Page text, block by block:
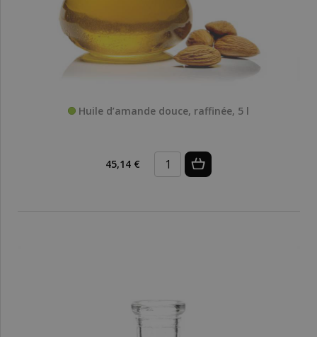
Huile d’amande douce, raffinée, 5 l
45,14 €